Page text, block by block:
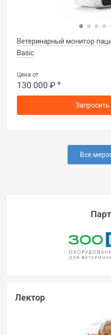
Лектор
Ветеринарный монитор
Basic
Цена от
130 000 ₽ *
Запросить
Все